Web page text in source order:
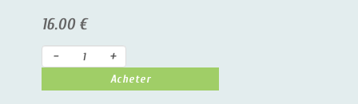
16.00 €
- +
Acheter